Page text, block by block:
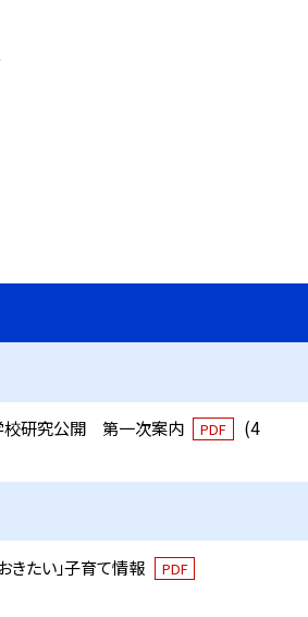
研究公開 第一次案内 PDF
(4
きたい」子育て情報 PDF